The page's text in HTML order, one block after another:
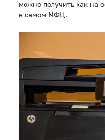
можно получить как на
в самом МФЦ.